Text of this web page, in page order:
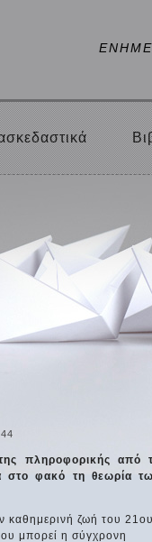
πληροφορικής από
στο φακό τη θεωρία
καθημερινή ζωή του 21ου
μπορεί η σύγχρονη